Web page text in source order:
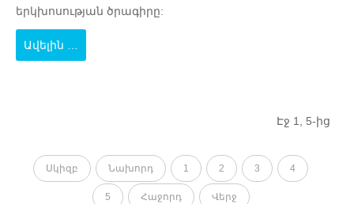
երկխոսության ծրագիրը:
Ավելին …
Էջ 1, 5-ից
Սկիզբ Նախորդ 1 2 3 4
5 Հաջորդ Վերջ